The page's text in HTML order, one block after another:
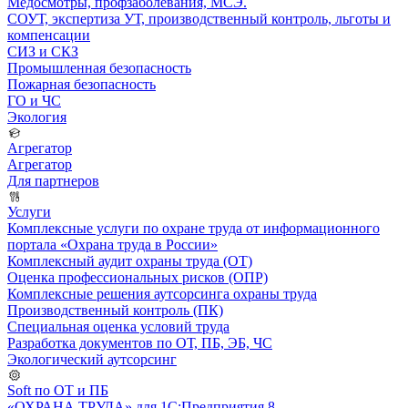
СОУТ, экспертиза УТ, производственный контроль, льготы и
компенсации
СИЗ и СКЗ
Промышленная безопасность
Пожарная безопасность
ГО и ЧС
Экология
Агрегатор
Агрегатор
Для партнеров
Услуги
Комплексные услуги по охране труда от информационного
портала «Охрана труда в России»
Комплексный аудит охраны труда (ОТ)
Оценка профессиональных рисков (ОПР)
Комплексные решения аутсорсинга охраны труда
Производственный контроль (ПК)
Специальная оценка условий труда
Разработка документов по ОТ, ПБ, ЭБ, ЧС
Экологический аутсорсинг
Soft по ОТ и ПБ